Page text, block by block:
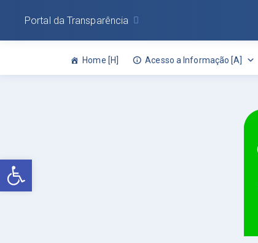
Home [H] Acesso a Informação [A]
Portal da Transparência
Abrir a barra de ferramentas